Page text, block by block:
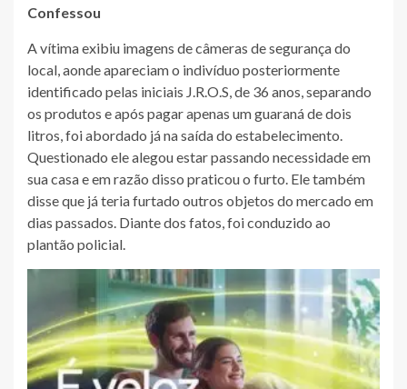
Confessou
A vítima exibiu imagens de câmeras de segurança do
local, aonde apareciam o indivíduo posteriormente
identificado pelas iniciais J.R.O.S, de 36 anos, separando
os produtos e após pagar apenas um guaraná de dois
litros, foi abordado já na saída do estabelecimento.
Questionado ele alegou estar passando necessidade em
sua casa e em razão disso praticou o furto. Ele também
disse que já teria furtado outros objetos do mercado em
dias passados. Diante dos fatos, foi conduzido ao
plantão policial.